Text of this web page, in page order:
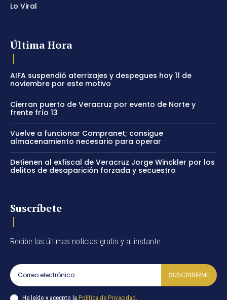
Lo Viral
Última Hora
AIFA suspendió aterrizajes y despegues hoy 11 de
noviembre por este motivo
Cierran puerto de Veracruz por evento de Norte y
frente frío 13
Vuelve a funcionar Compranet; consigue
almacenamiento necesario para operar
Detienen al exfiscal de Veracruz Jorge Winckler por los
delitos de desaparición forzada y secuestro
Suscríbete
Recibe las últimas noticias gratis y al instante
SUSCRIBIRME
He leído y acecpto la Política de Privacidad .